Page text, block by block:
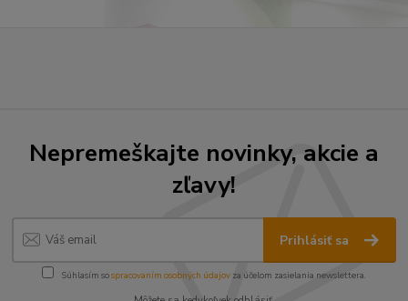
Nepremeškajte novinky, akcie a
zľavy!
Prihlásiť sa
Súhlasím sospracovaním osobných údajov za účelom zasielania newslettera.